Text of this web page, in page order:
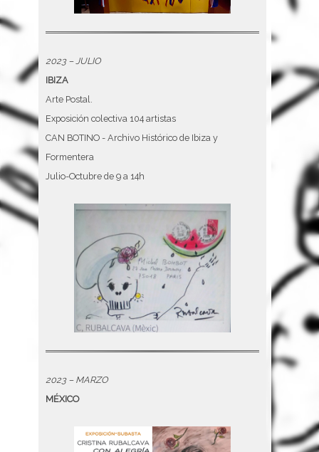
2023 – JULIO
IBIZA
Arte Postal.
Exposición colectiva 104 artistas
CAN BOTINO - Archivo Histórico de Ibiza y
Formentera
Julio-Octubre de 9 a 14h
2023 – MARZO
MÉXICO